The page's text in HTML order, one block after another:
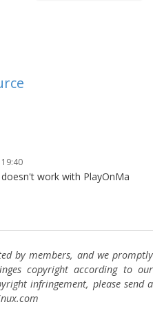
work with PlayOnMa
by members, and we promptly
copyright according to our
infringement, please send a